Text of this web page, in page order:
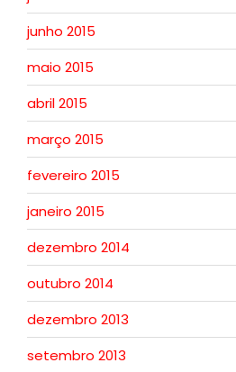
junho 2015
maio 2015
abril 2015
março 2015
fevereiro 2015
janeiro 2015
dezembro 2014
outubro 2014
dezembro 2013
setembro 2013